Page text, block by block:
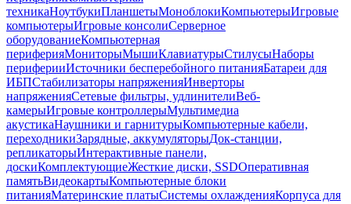
техникаНоутбукиПланшетыМоноблокиКомпьютерыИгровые
компьютерыИгровые консолиСерверное
оборудованиеКомпьютерная
периферияМониторыМышиКлавиатурыСтилусыНаборы
периферииИсточники бесперебойного питанияБатареи для
ИБПСтабилизаторы напряженияИнверторы
напряженияСетевые фильтры, удлинителиВеб-
камерыИгровые контроллерыМультимедиа
акустикаНаушники и гарнитурыКомпьютерные кабели,
переходникиЗарядные, аккумуляторыДок-станции,
репликаторыИнтерактивные панели,
доскиКомплектующиеЖесткие диски, SSDОперативная
памятьВидеокартыКомпьютерные блоки
питанияМатеринские платыСистемы охлажденияКорпуса для